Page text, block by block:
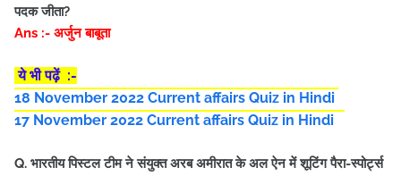
पदक जीता?
Ans :- अर्जुन बाबूता
ये भी पढ़ें :-
18 November 2022 Current affairs Quiz in Hindi
17 November 2022 Current affairs Quiz in Hindi
Q. भारतीय पिस्टल टीम ने संयुक्त अरब अमीरात के अल ऐन में शूटिंग पैरा-स्पोर्ट्स